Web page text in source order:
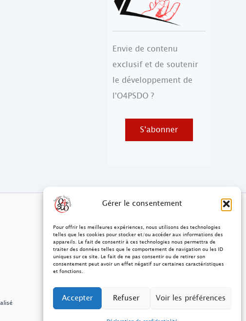
Gérer le consentement
Pour offrir les meilleures expériences, nous utilisons des technologies
telles que les cookies pour stocker et/ou accéder aux informations des
appareils. Le fait de consentir à ces technologies nous permettra de
traiter des données telles que le comportement de navigation ou les ID
uniques sur ce site. Le fait de ne pas consentir ou de retirer son
consentement peut avoir un effet négatif sur certaines caractéristiques
et fonctions.
Accepter Refuser Voir les préférences
Envie de contenu
exclusif et de soutenir
le développement de
l'O4PSDO ?
S'abonner